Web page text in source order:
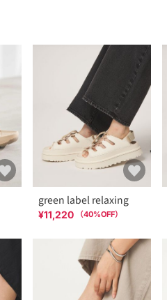
green label relaxing
¥11,220 （40%OFF）